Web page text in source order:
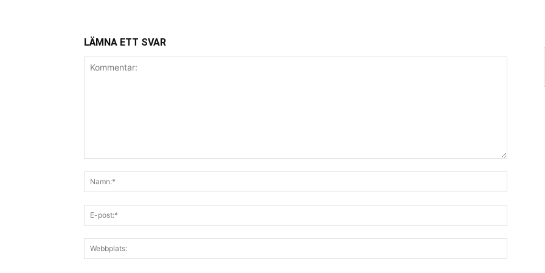
LÄMNA ETT SVAR